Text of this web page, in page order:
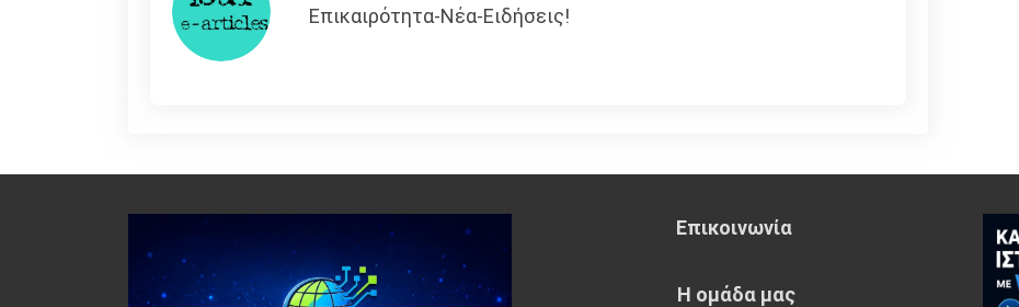
Επικαιρότητα-Νέα-Ειδήσεις!
Επικοινωνία
Η ομάδα μας